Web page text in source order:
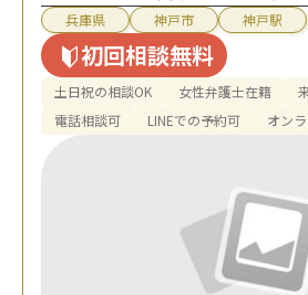
兵庫県 神戸市 神戸駅
初回相談無料
土日祝の相談OK 女性弁護士在籍
電話相談可
LINEでの予約可 オン